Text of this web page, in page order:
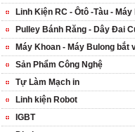
Linh Kiện RC - Ôtô -Tàu -
Pulley Bánh Răng - Dây Đai
Máy Khoan - Máy Bulong bắt
Sản Phẩm Công Nghệ
Tự Làm Mạch in
Linh kiện Robot
IGBT